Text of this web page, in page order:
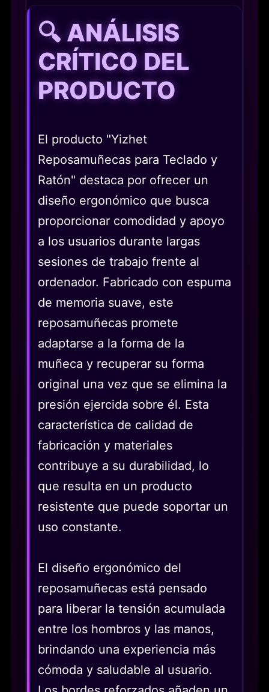
🔍 ANÁLISIS
CRÍTICO DEL
PRODUCTO
El producto "Yizhet
Reposamuñecas para Teclado y
Ratón" destaca por ofrecer un
diseño ergonómico que busca
proporcionar comodidad y apoyo
a los usuarios durante largas
sesiones de trabajo frente al
ordenador. Fabricado con espuma
de memoria suave, este
reposamuñecas promete
adaptarse a la forma de la
muñeca y recuperar su forma
original una vez que se elimina la
presión ejercida sobre él. Esta
característica de calidad de
fabricación y materiales
contribuye a su durabilidad, lo
que resulta en un producto
resistente que puede soportar un
uso constante.
El diseño ergonómico del
reposamuñecas está pensado
para liberar la tensión acumulada
entre los hombros y las manos,
brindando una experiencia más
cómoda y saludable al usuario.